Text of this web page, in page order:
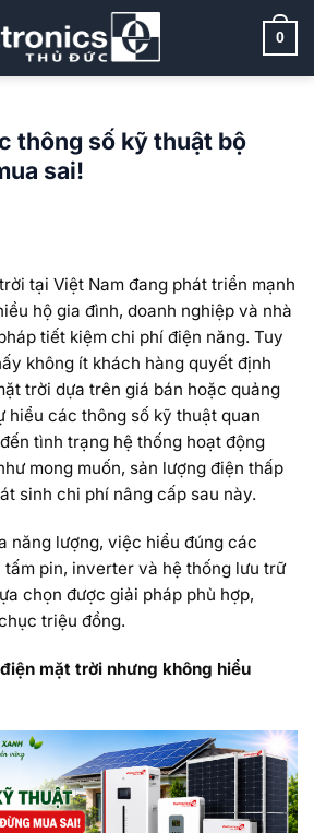
0
thông số kỹ thuật bộ
sai!
tại Việt Nam đang phát triển mạnh
hộ gia đình, doanh nghiệp và nhà
tiết kiệm chi phí điện năng. Tuy
không ít khách hàng quyết định
trời dựa trên giá bán hoặc quảng
hiểu các thông số kỹ thuật quan
tình trạng hệ thống hoạt động
mong muốn, sản lượng điện thấp
sinh chi phí nâng cấp sau này.
năng lượng, việc hiểu đúng các
pin, inverter và hệ thống lưu trữ
chọn được giải pháp phù hợp,
triệu đồng.
mặt trời nhưng không hiểu